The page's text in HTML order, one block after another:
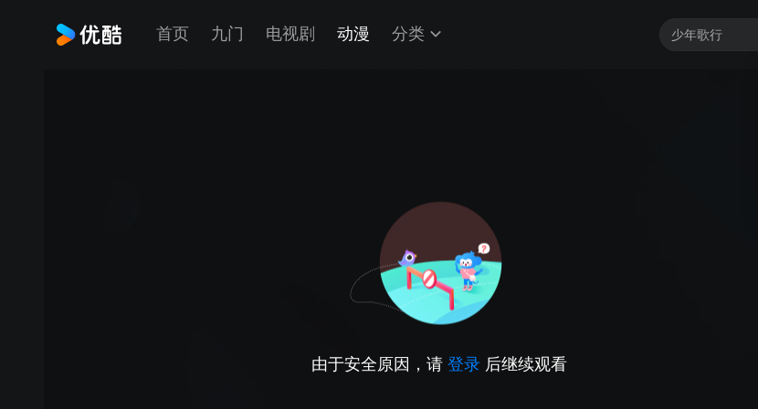
首页 九门 电视剧 动漫 分类
由于安全原因，请 登录 后继续观看